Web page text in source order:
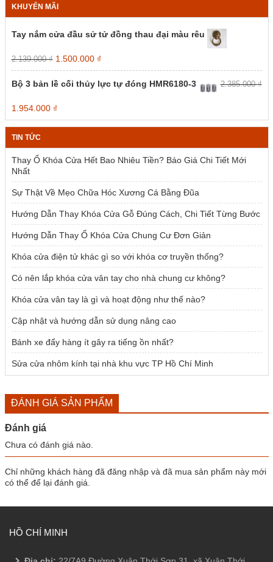
KHUYẾN MÃI
Tay nắm cửa đầu sử tử đồng thau đại màu rêu
2.139.000₫ Giá
gốc
là:
2.139.000 ₫.
1.500.000 ₫Giá
hiện
là:
Bộ 3 bản lề cối thủy lực tự đóng HMR6180-3 2.385.000₫
Giá
gốc
là:
2.385.000 ₫.
1.954.000 ₫Giá
hiện
tại
1.954.000 ₫.
TIN TỨC
Thay Ổ Khóa Cửa Hết Bao Nhiêu Tiền? Báo Giá Chi Tiết Mới
Nhất
Sự Thật Về Mẹo Chữa Hóc Xương Cá Bằng Đũa
Hướng Dẫn Thay Khóa Cửa Gỗ Đúng Cách, Chi Tiết Từng Bước
Hướng Dẫn Thay Ổ Khóa Cửa Chung Cư Đơn Giản
Khóa cửa điện tử khác gì so với khóa cơ truyền thống?
Có nên lắp khóa cửa vân tay cho nhà chung cư không?
Khóa cửa vân tay là gì và hoạt động như thế nào?
Cập nhật và hướng dẫn sử dụng nâng cao
Bánh xe đẩy hàng ít gây ra tiếng ồn nhất?
Sửa cửa nhôm kính tại nhà khu vực TP Hồ Chí Minh
ĐÁNH GIÁ SẢN PHẨM
Đánh giá
Chưa có đánh giá nào.
Chỉ những khách hàng đã đăng nhập và đã mua sản phẩm này mới
có thể để lại đánh giá.
HỒ CHÍ MINH